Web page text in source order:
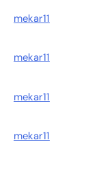
mekar11
mekar11
mekar11
mekar11